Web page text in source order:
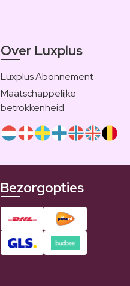
Over Luxplus
Luxplus Abonnement
Maatschappelijke
betrokkenheid
Bezorgopties